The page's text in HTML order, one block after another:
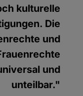
kulturelle
Die
und
und
unteilbar."